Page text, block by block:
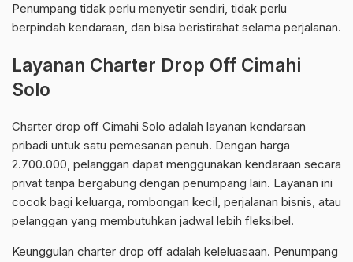
Penumpang tidak perlu menyetir sendiri, tidak perlu
berpindah kendaraan, dan bisa beristirahat selama perjalanan.
Layanan Charter Drop Off Cimahi
Solo
Charter drop off Cimahi Solo adalah layanan kendaraan
pribadi untuk satu pemesanan penuh. Dengan harga
2.700.000, pelanggan dapat menggunakan kendaraan secara
privat tanpa bergabung dengan penumpang lain. Layanan ini
cocok bagi keluarga, rombongan kecil, perjalanan bisnis, atau
pelanggan yang membutuhkan jadwal lebih fleksibel.
Keunggulan charter drop off adalah keleluasaan. Penumpang